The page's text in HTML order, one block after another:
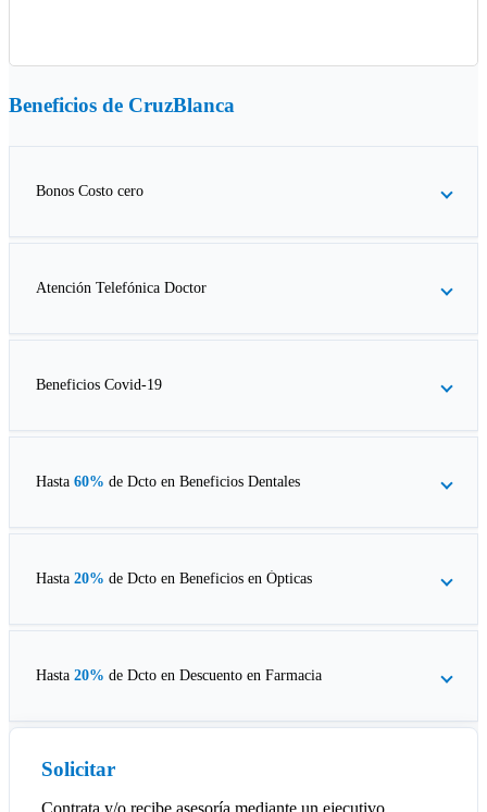
Beneficios de CruzBlanca
Bonos Costo cero
Atención Telefónica Doctor
Beneficios Covid-19
Hasta 60% de Dcto en Beneficios Dentales
Hasta 20% de Dcto en Beneficios en Ópticas
Hasta 20% de Dcto en Descuento en Farmacia
Solicitar
Contrata y/o recibe asesoría mediante un ejecutivo